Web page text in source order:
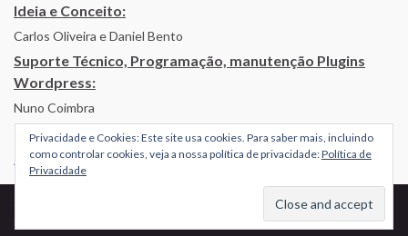
Ideia e Conceito:
Carlos Oliveira e Daniel Bento
Suporte Técnico, Programação, manutenção Plugins
Wordpress:
Nuno Coimbra
Alojamento por Simbiose
Privacidade e Cookies: Este site usa cookies. Para saber mais, incluindo
como controlar cookies, veja a nossa política de privacidade:Política de
Privacidade